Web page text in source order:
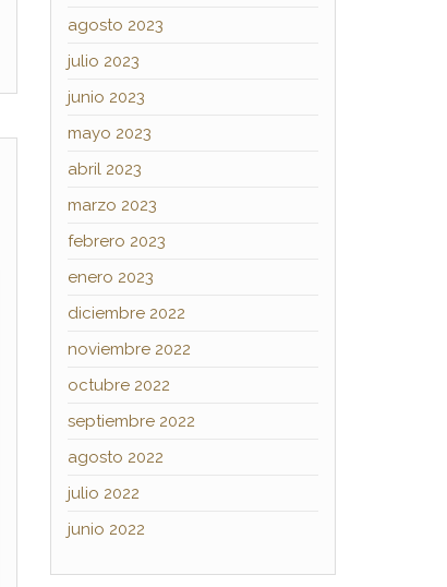
agosto 2023
julio 2023
junio 2023
mayo 2023
abril 2023
marzo 2023
febrero 2023
enero 2023
diciembre 2022
noviembre 2022
octubre 2022
septiembre 2022
agosto 2022
julio 2022
junio 2022